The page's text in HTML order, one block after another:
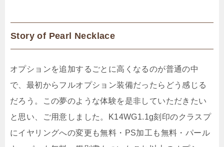
Story of Pearl Necklace
オプションを追加するごとに高くなるのが普通の中
で、最初からフルオプション装備だったらどう感じる
だろう。この夢のような体験を是非していただきたい
と思い、ご用意しました。K14WG1.1g刻印のクラスプ
にイヤリングへの変更も無料・PS加工も無料・パール